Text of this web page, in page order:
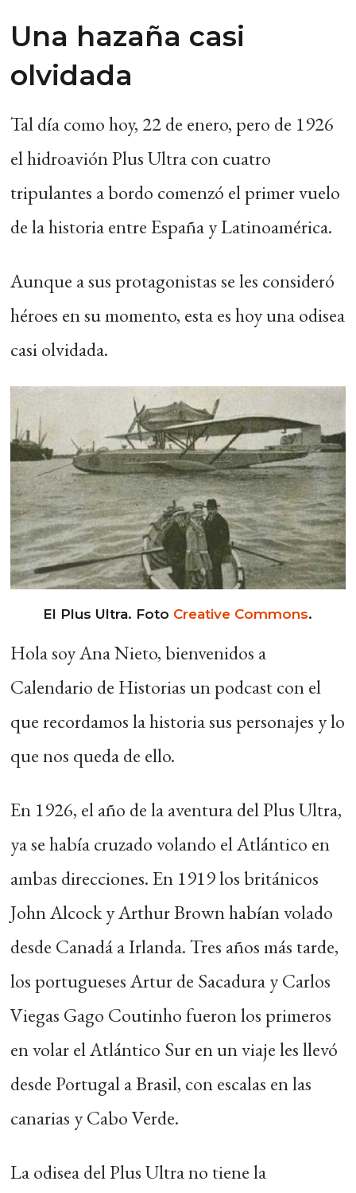
Una hazaña casi
olvidada
Tal día como hoy, 22 de enero, pero de 1926
el hidroavión Plus Ultra con cuatro
tripulantes a bordo comenzó el primer vuelo
de la historia entre España y Latinoamérica.
Aunque a sus protagonistas se les consideró
héroes en su momento, esta es hoy una odisea
casi olvidada.
El Plus Ultra. Foto Creative Commons.
Hola soy Ana Nieto, bienvenidos a
Calendario de Historias un podcast con el
que recordamos la historia sus personajes y lo
que nos queda de ello.
En 1926, el año de la aventura del Plus Ultra,
ya se había cruzado volando el Atlántico en
ambas direcciones. En 1919 los británicos
John Alcock y Arthur Brown habían volado
desde Canadá a Irlanda. Tres años más tarde,
los portugueses Artur de Sacadura y Carlos
Viegas Gago Coutinho fueron los primeros
en volar el Atlántico Sur en un viaje les llevó
desde Portugal a Brasil, con escalas en las
canarias y Cabo Verde.
La odisea del Plus Ultra no tiene la